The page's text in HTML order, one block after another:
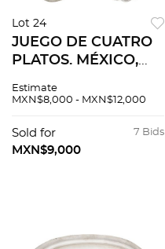
Lot 24
JUEGO DE CUATRO
PLATOS. MÉXICO,
Elaborados en plata
dos en SANBORNS y
uno en CARAL.
Estimate
MXN$8,000 - MXN$12,000
7 Bids
Sold for
MXN$9,000